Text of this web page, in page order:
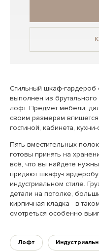
Стильный шкаф-гардероб
выполнен из
лофт. Предмет мебели,
своим размерам
гостиной, кабинета,
Пять вместительных
готовы принять на
всё, что вы найдете
придают шкафу-
индустриальном стиле.
детали на потолке,
кирпичная кладка - в
смотреться особенно
Лофт